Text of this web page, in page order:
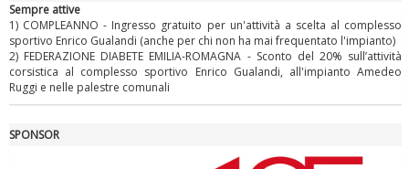
La formazione Uisp rallenta ma prosegue anche in estate
Sempre attive
1) COMPLEANNO - Ingresso gratuito per un'attività a scelta al complesso
sportivo Enrico Gualandi (anche per chi non ha mai frequentato l'impianto)
2) FEDERAZIONE DIABETE EMILIA-ROMAGNA - Sconto del 20% sull’attività
corsistica al complesso sportivo Enrico Gualandi, all'impianto Amedeo
Ruggi e nelle palestre comunali
SPONSOR